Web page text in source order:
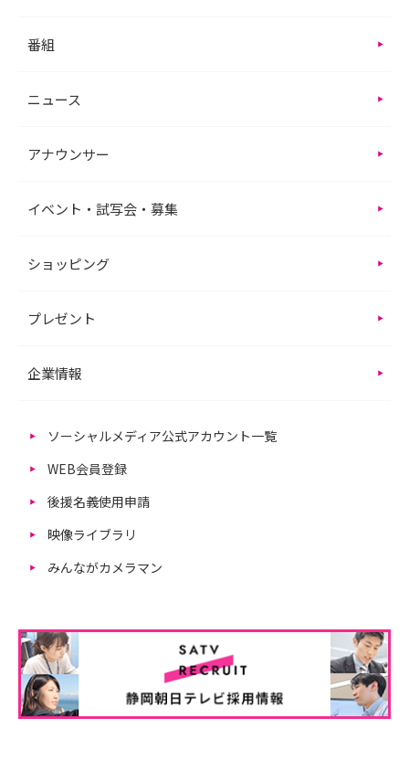
番組
ニュース
アナウンサー
イベント・試写会・募集
ショッピング
プレゼント
企業情報
ソーシャルメディア公式アカウント一覧
WEB会員登録
後援名義使用申請
映像ライブラリ
みんながカメラマン